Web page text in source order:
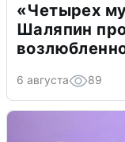
«Четырех
Шаляпин
6 августа 89